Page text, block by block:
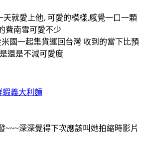
就愛上他, 可愛的模樣,感覺一口一顆
費南雪可愛不少
國一起集貨運回台灣 收到的當下比預
還是不減可愛度
蝦義大利麵
~~~深深覺得下次應該叫她拍縮時影片